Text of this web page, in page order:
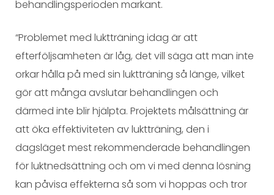
behandlingsperioden markant.
“Problemet med luktträning idag är att
efterföljsamheten är låg, det vill säga att man inte
orkar hålla på med sin luktträning så länge, vilket
gör att många avslutar behandlingen och
därmed inte blir hjälpta. Projektets målsättning är
att öka effektiviteten av luktträning, den i
dagsläget mest rekommenderade behandlingen
för luktnedsättning och om vi med denna lösning
kan påvisa effekterna så som vi hoppas och tror